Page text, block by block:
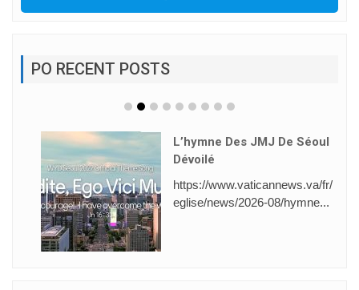
PO RECENT POSTS
L’hymne Des JMJ De Séoul
Dévoilé
https://www.vaticannews.va/fr/
eglise/news/2026-08/hymne...